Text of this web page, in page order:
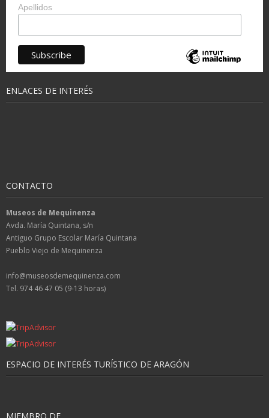
Apellidos
ENLACES DE INTERÉS
CONTACTO
Museos de Mequinenza
Avda. María Quintana, s/n
Antiguo Grupo Escolar María Quintana
Pueblo Viejo de Mequinenza
info@museosdemequinenza.com
Tel. 974 46 47 05 (9-13 horas)
ESPACIO DE INTERÉS TURÍSTICO DE ARAGÓN